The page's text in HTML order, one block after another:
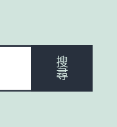
搜
尋